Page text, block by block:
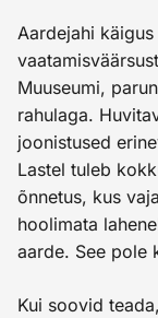
Aardejahi
Muuseumi,
rahulaga.
joonistused
Lastel tuleb
õnnetus, kus
hoolimata
aarde. See
Kui soovid